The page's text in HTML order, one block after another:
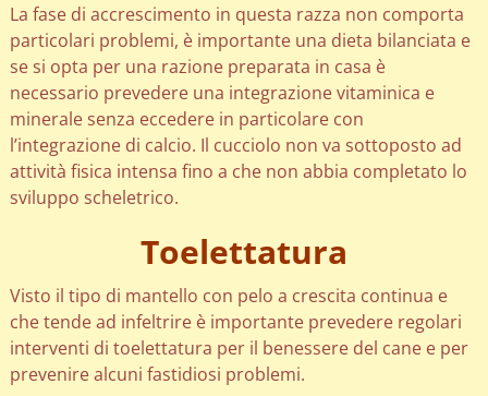
La fase di accrescimento in questa razza non comporta
particolari problemi, è importante una dieta bilanciata e
se si opta per una razione preparata in casa è
necessario prevedere una integrazione vitaminica e
minerale senza eccedere in particolare con
l’integrazione di calcio. Il cucciolo non va sottoposto ad
attività fisica intensa fino a che non abbia completato lo
sviluppo scheletrico.
Toelettatura
Visto il tipo di mantello con pelo a crescita continua e
che tende ad infeltrire è importante prevedere regolari
interventi di toelettatura per il benessere del cane e per
prevenire alcuni fastidiosi problemi.